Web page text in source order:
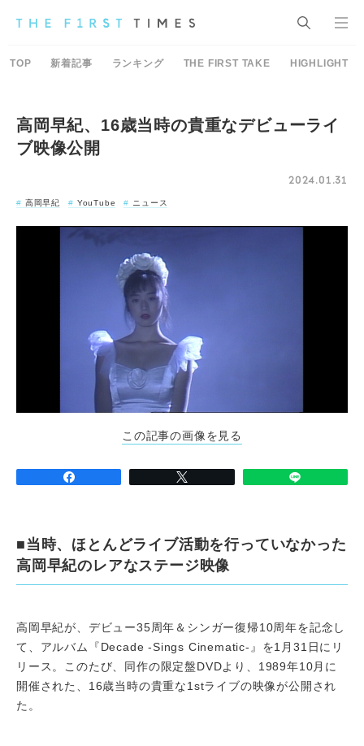
TOP 新着記事 ランキング THE FIRST TAKE HIGHLIGHT
高岡早紀、16歳当時の貴重なデビューライ
ブ映像公開
2024.01.31
高岡早紀 YouTube ニュース
この記事の画像を見る
■当時、ほとんどライブ活動を行っていなかった
高岡早紀のレアなステージ映像
高岡早紀が、デビュー35周年＆シンガー復帰10周年を記念し
て、アルバム『Decade -Sings Cinematic-』を1月31日にリ
リース。このたび、同作の限定盤DVDより、1989年10月に
開催された、16歳当時の貴重な1stライブの映像が公開され
た。